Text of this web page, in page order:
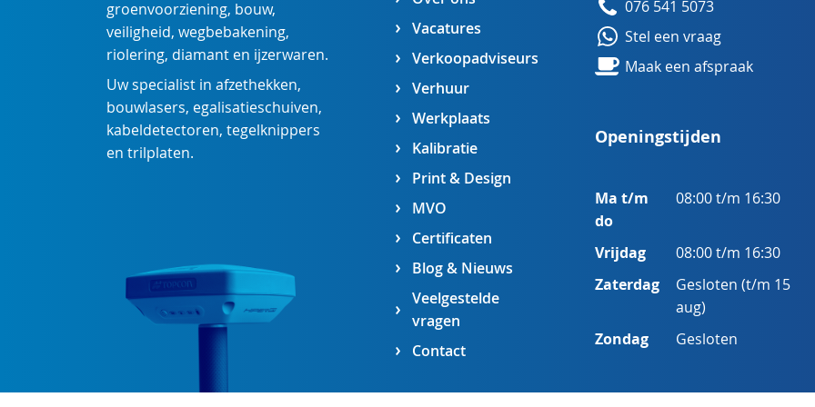
groenvoorziening, bouw,
veiligheid, wegbebakening,
riolering, diamant en ijzerwaren.
Uw specialist in afzethekken,
bouwlasers, egalisatieschuiven,
kabeldetectoren, tegelknippers
en trilplaten.
Vacatures
Verkoopadviseurs
Verhuur
Werkplaats
Kalibratie
Print & Design
MVO
Certificaten
Blog & Nieuws
Veelgestelde
vragen
Contact
076 541 5073
Stel een vraag
Maak een afspraak
Openingstijden
Ma t/m
do
08:00 t/m 16:30
Vrijdag 08:00 t/m 16:30
Zaterdag
Gesloten (t/m 15
aug)
Zondag Gesloten